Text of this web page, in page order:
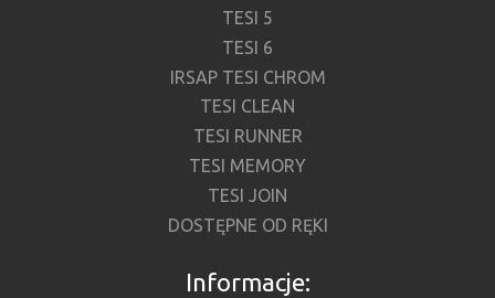
TESI 5
TESI 6
IRSAP TESI CHROM
TESI CLEAN
TESI RUNNER
TESI MEMORY
TESI JOIN
DOSTĘPNE OD RĘKI
Informacje: